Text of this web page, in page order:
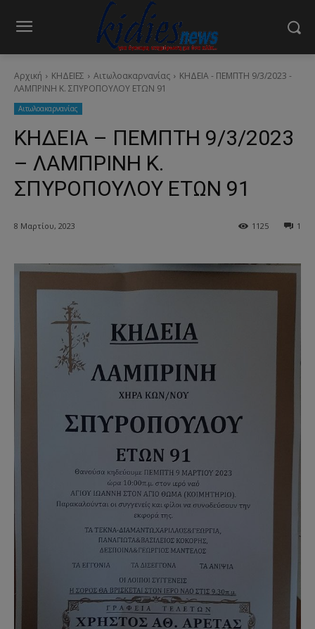
Αρχική ΚΗΔΕΙΕΣ Aιτωλοακαρνανίας
ΚΗΔΕΙΑ - ΠΕΜΠΤΗ 9/3/2023 -
ΛΑΜΠΡΙΝΗ Κ. ΣΠΥΡΟΠΟΥΛΟΥ ΕΤΩΝ 91
Aιτωλοακαρνανίας
ΚΗΔΕΙΑ – ΠΕΜΠΤΗ 9/3/2023
– ΛΑΜΠΡΙΝΗ Κ.
ΣΠΥΡΟΠΟΥΛΟΥ ΕΤΩΝ 91
8 Μαρτίου, 2023 1
1125